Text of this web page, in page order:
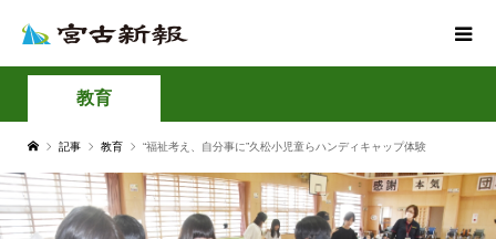
教育
記事 教育 “福祉考え、自分事に”久松小児童らハンディキャップ体験